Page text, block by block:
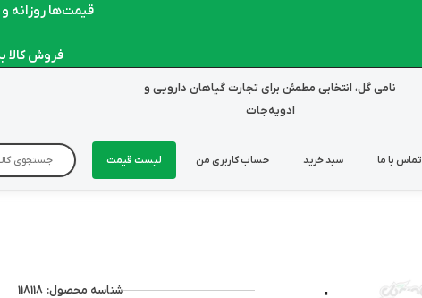
قیمت‌ها روزانه و
فروش کالا به
نامی گل، انتخابی مطمئن برای تجارت گیاهان دارویی و
ادویه‌جات
تماس با ما سبد خرید حساب کاربری من لیست قیمت
شناسه محصول: 118118